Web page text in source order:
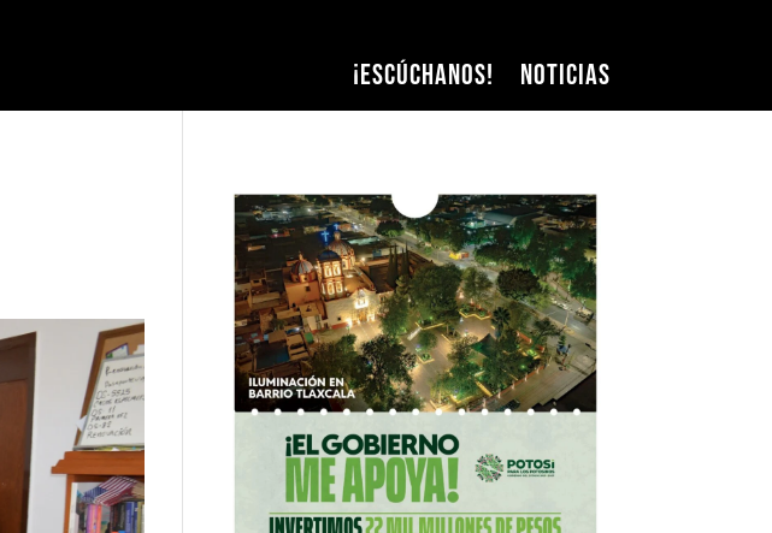
¡Escúchanos! Noticias